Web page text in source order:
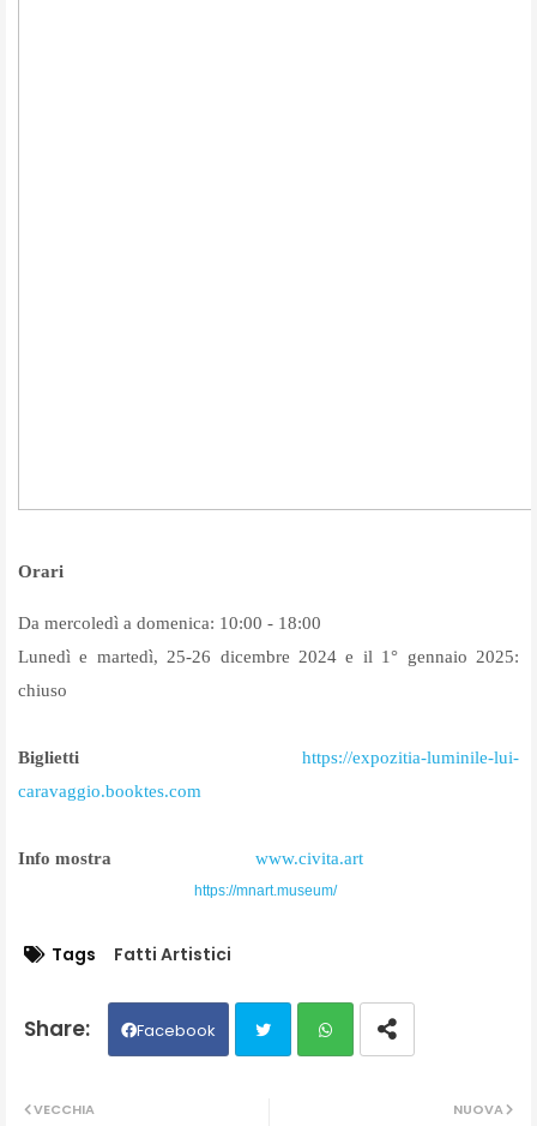
Orari
Da mercoledì a domenica: 10:00 - 18:00
Lunedì e martedì, 25-26 dicembre 2024 e il 1° gennaio 2025:
chiuso
Biglietti https://expozitia-luminile-lui-
caravaggio.booktes.com
Info mostra www.civita.art
https://mnart.museum/
Tags Fatti Artistici
Facebook
NUOVA
VECCHIA